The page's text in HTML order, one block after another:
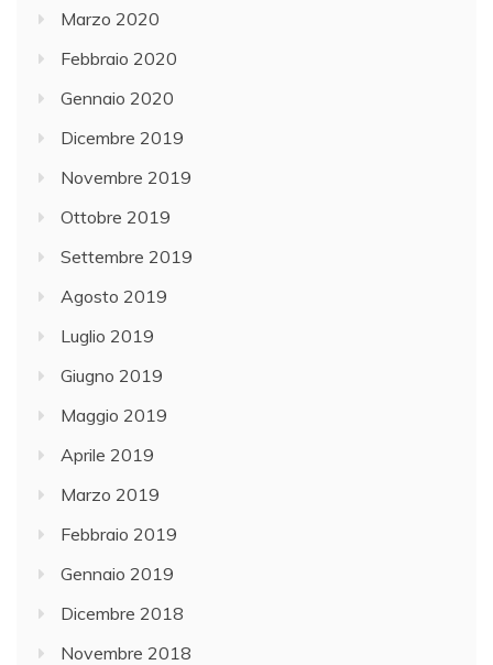
Marzo 2020
Febbraio 2020
Gennaio 2020
Dicembre 2019
Novembre 2019
Ottobre 2019
Settembre 2019
Agosto 2019
Luglio 2019
Giugno 2019
Maggio 2019
Aprile 2019
Marzo 2019
Febbraio 2019
Gennaio 2019
Dicembre 2018
Novembre 2018